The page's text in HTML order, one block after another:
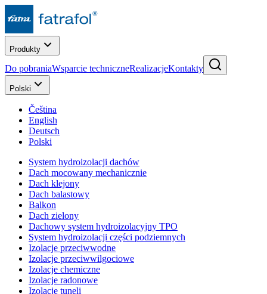
Produkty
Do pobraniaWsparcie techniczneRealizacjeKontakty
Polski
Čeština
English
Deutsch
Polski
System hydroizolacji dachów
Dach mocowany mechanicznie
Dach klejony
Dach balastowy
Balkon
Dach zielony
Dachowy system hydroizolacyjny TPO
System hydroizolacji części podziemnych
Izolacje przeciwwodne
Izolacje przeciwwilgociowe
Izolacje chemiczne
Izolacje radonowe
Izolacje tuneli